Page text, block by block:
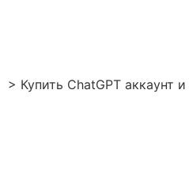
> Купить ChatGPT аккаунт